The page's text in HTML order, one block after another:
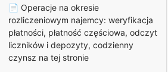
📄 Operacje na okresie
rozliczeniowym najemcy: weryfikacja
płatności, płatność częściowa, odczyt
liczników i depozyty, codzienny
czynsz na tej stronie